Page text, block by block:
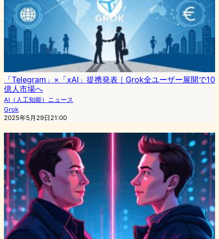
「Telegram」×「xAI」提携発表｜Grok全ユーザー展開で10
億人市場へ
AI（人工知能）ニュース
Grok
2025年5月29日21:00